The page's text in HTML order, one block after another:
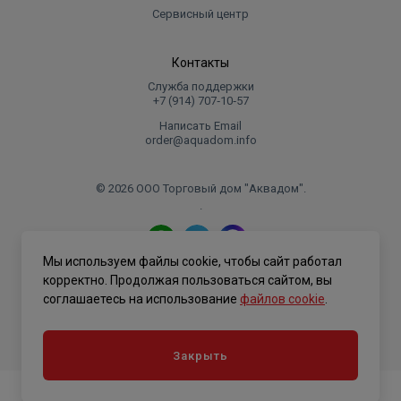
Сервисный центр
Контакты
Служба поддержки
+7 (914) 707‑10‑57
Написать Email
order@aquadom.info
© 2026 ООО Торговый дом "Аквадом".
.
Политика конфиденциальности
Мы используем файлы cookie, чтобы сайт работал
корректно. Продолжая пользоваться сайтом, вы
соглашаетесь на использование файлов cookie
Закрыть